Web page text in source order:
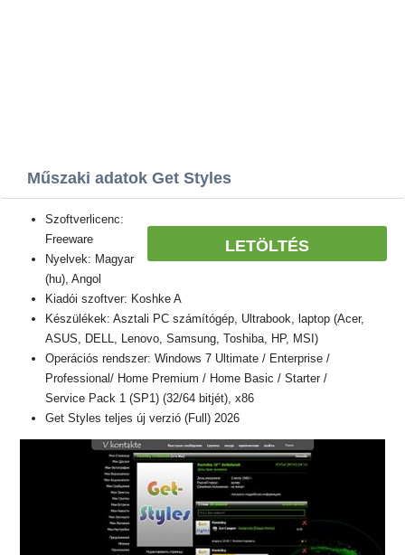
Műszaki adatok Get Styles
LETÖLTÉS
Szoftverlicenc:
Freeware
Nyelvek: Magyar
(hu), Angol
Kiadói szoftver: Koshke A
Készülékek: Asztali PC számítógép, Ultrabook, laptop (Acer,
ASUS, DELL, Lenovo, Samsung, Toshiba, HP, MSI)
Operációs rendszer: Windows 7 Ultimate / Enterprise /
Professional/ Home Premium / Home Basic / Starter /
Service Pack 1 (SP1) (32/64 bitjét), x86
Get Styles teljes új verzió (Full) 2026